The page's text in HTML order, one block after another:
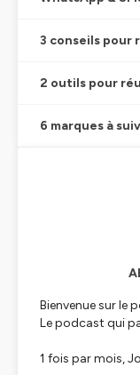
3 conseils pour
2 outils pour
6 marques à
Bienvenue sur le
Le podcast qui
1 fois par mois,